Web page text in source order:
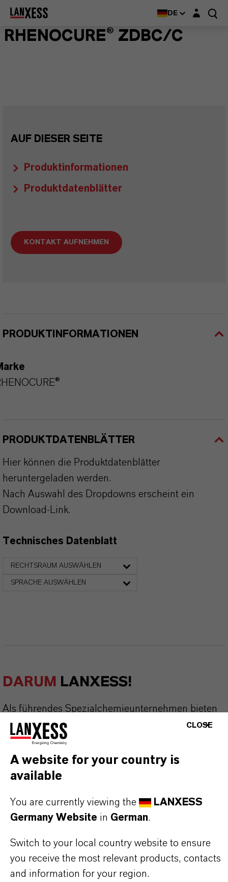
DE Login-Maske
RHENOCURE® ZDBC/C
AUF DIESER SEITE
Produktinformationen
Produktdatenblätter
KONTAKT AUFNEHMEN
PRODUKTINFORMATIONEN
PRODUKTDATENBLÄTTER
Hier können die Produktdatenblätter
heruntergeladen werden.
Nach Auswahl des Dropdowns erscheint ein
Download-Link.
Technisches Datenblatt
RECHTSRAUM AUSWÄHLEN
SPRACHE AUSWÄHLEN
DARUM LANXESS!
Als führendes Spezialchemieunternehmen bieten
wir weit mehr als nur hochwertige Produkte: Wir
stehen für Zuverlässigkeit, Innovationskraft und
partnerschaftliches Denken. Im Mittelpunkt
unseres Handelns stehen jedoch Sie: unsere
maßgeschneiderten Lösungen, globaler Präsenz
und einem tiefen Verständnis ihrer Märkte. Hier
LANXESS der richtige Partner für Ihr Unternehmen
CLOSE
A website for your country is
available
You are currently viewing the
LANXESS
Germany Website in German.
Switch to your local country website to ensure
you receive the most relevant products, contacts
and information for your region.